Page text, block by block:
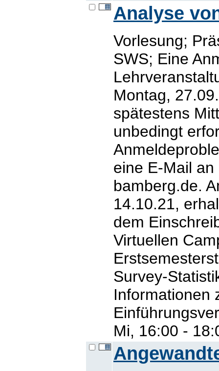
Analyse
Vorlesung;
SWS; Eine
Montag,
spätestens
unbedingt
eine E-Mail
bamberg.de.
14.10.21,
dem
Virtuellen
Survey-
Informationen
Mi, 16:00 -